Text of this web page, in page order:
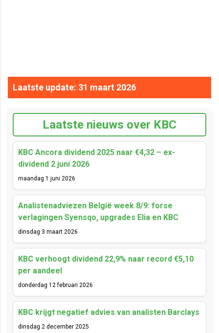
Laatste update: 31 maart 2026
Laatste nieuws over KBC
KBC Ancora dividend 2025 naar €4,32 – ex-
dividend 2 juni 2026
maandag 1 juni 2026
Analistenadviezen België week 8/9: forse
verlagingen Syensqo, upgrades Elia en KBC
dinsdag 3 maart 2026
KBC verhoogt dividend 22,9% naar record €5,10
per aandeel
donderdag 12 februari 2026
KBC krijgt negatief advies van analisten Barclays
dinsdag 2 december 2025